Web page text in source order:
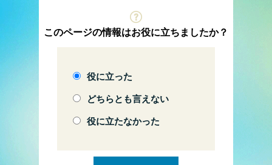
このページの情報はお役に立ちましたか？
役に立った
どちらとも言えない
役に立たなかった